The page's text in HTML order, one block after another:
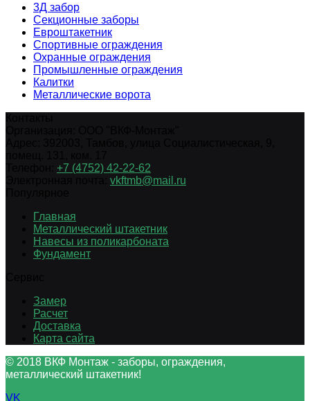
3Д забор
Секционные заборы
Евроштакетник
Спортивные ограждения
Охранные ограждения
Промышленные ограждения
Калитки
Металлические ворота
+7 (4752) 42-22-62
vkftmb@mail.ru
Главная
Металлический штакетник
Навесы из поликарбоната
Фундамент
Замер
Расчет
Доставка
Карта сайта
© 2018 ВКФ Монтаж - заборы, ограждения,
металлический штакетник!
VK